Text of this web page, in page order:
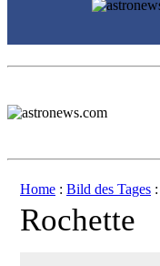
Home : Bild des Tages :
Rochette